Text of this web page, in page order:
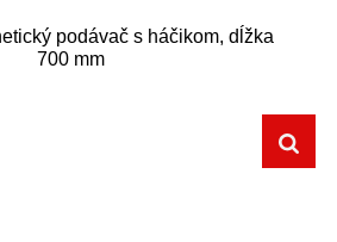
podávač s háčikom, dĺžka
700 mm